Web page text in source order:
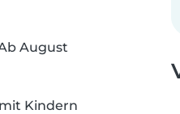
August
Kindern